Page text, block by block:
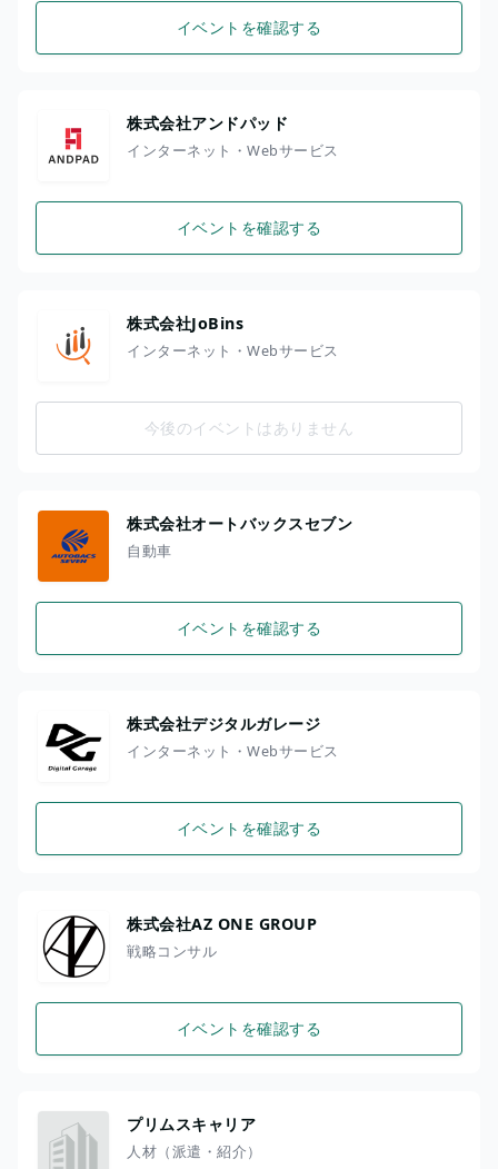
イベントを確認する
株式会社アンドパッド
インターネット・Webサービス
イベントを確認する
株式会社JoBins
インターネット・Webサービス
今後のイベントはありません
株式会社オートバックスセブン
自動車
イベントを確認する
株式会社デジタルガレージ
インターネット・Webサービス
イベントを確認する
株式会社AZ ONE GROUP
戦略コンサル
イベントを確認する
プリムスキャリア
人材（派遣・紹介）